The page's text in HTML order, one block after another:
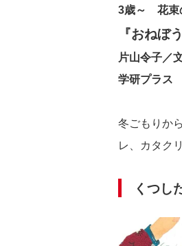
3歳～ 花束
『おねぼ
片山令子／
学研プラス
冬ごもりか
レ、カタク
くつし